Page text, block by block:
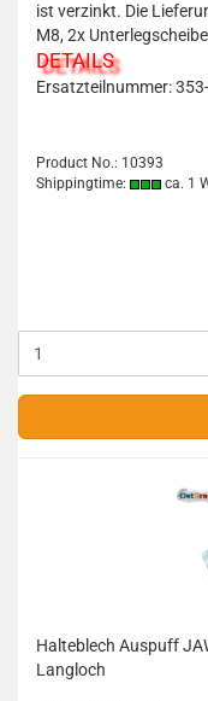
ist verzinkt. Die
M8, 2x
DETAILS
Ersatzteilnummer:
Product No.: 10393
Shippingtime:
ca. 1
Halteblech Auspuff
Langloch